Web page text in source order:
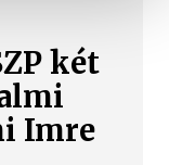
két
Imre